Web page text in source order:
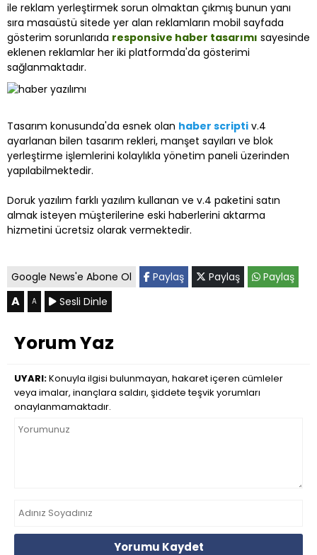
ile reklam yerleştirmek sorun olmaktan çıkmış bunun yanı
sıra masaüstü sitede yer alan reklamların mobil sayfada
gösterim sorunlarıda responsive haber tasarımı sayesinde
eklenen reklamlar her iki platformda'da gösterimi
sağlanmaktadır.
Tasarım konusunda'da esnek olan haber scripti v.4
ayarlanan bilen tasarım rekleri, manşet sayıları ve blok
yerleştirme işlemlerini kolaylıkla yönetim paneli üzerinden
yapılabilmektedir.
Doruk yazılım farklı yazılım kullanan ve v.4 paketini satın
almak isteyen müşterilerine eski haberlerini aktarma
hizmetini ücretsiz olarak vermektedir.
Google News'e Abone Ol Paylaş Paylaş Paylaş
A A Sesli Dinle
Yorum Yaz
UYARI:Konuyla ilgisi bulunmayan, hakaret içeren cümleler
veya imalar, inançlara saldırı, şiddete teşvik yorumları
onaylanmamaktadır.
Yorumu Kaydet